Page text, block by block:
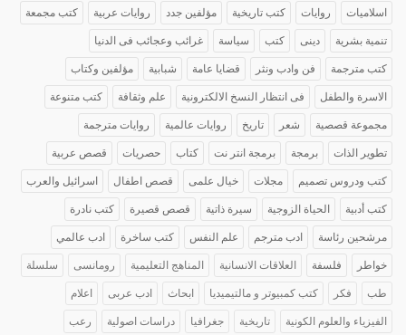
اسلاميات روايات كتب تاريخية مؤلفين جدد روايات عربية كتب مجمعة
تنمية بشرية دينى كتب سياسة غرائب وعجائب فى الدنيا
كتب مترجمة فن وادب ونثر قضايا عامة شبابية مؤلفين وكتاب
الاسرة والطفل فى انتظار النسخ الالكترونية علم وثقافة كتب متنوعة
مجموعة قصصية شعر تاريخ روايات عالمية روايات مترجمة
تطوير الذات برمجة برمجة انتر نت كتاب حصريات قصص عربية
كتب ودروس تصميم مجلات خيال علمى قصص اطفال اسرائيل والعرب
كتب أدبية الحياة الزوجية سيرة ذاتية قصص قصيرة كتب نادرة
مرشحين رئاسة ادب مترجم علم النفس كتب ساخرة ادب عالمي
خواطر فلسفة العلاقات الانسانية المناهج التعليمية رومانسى سلسلة
طب فكر كتب كمبيوتر و مالتيميديا ابحاث ادب عربى اعلام
الفيزياء والعلوم الكونية تاريخية جغرافيا دراسات اصولية رعب